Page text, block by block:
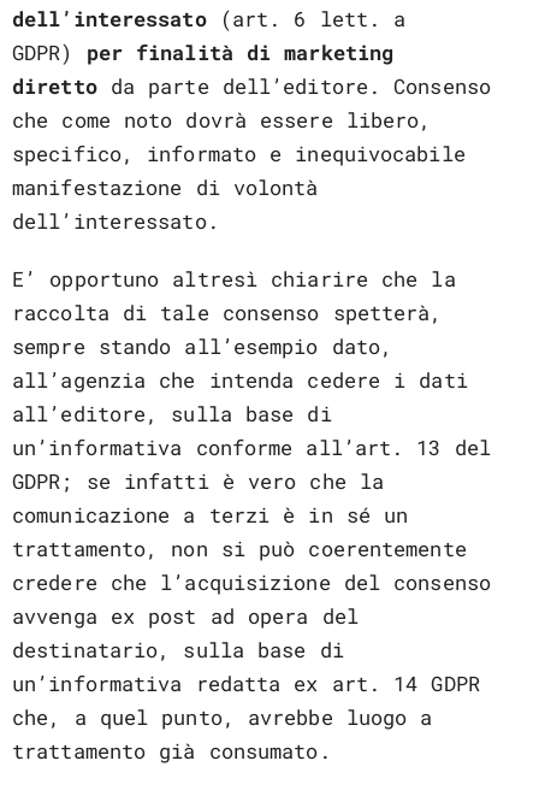
dell’interessato(art. 6 lett. a
GDPR) per finalità di marketing
direttoda parte dell’editore. Consenso
che come noto dovrà essere libero,
specifico, informato e inequivocabile
manifestazione di volontà
dell’interessato.
E’ opportuno altresì chiarire che la
raccolta di tale consenso spetterà,
sempre stando all’esempio dato,
all’agenzia che intenda cedere i dati
all’editore, sulla base di
un’informativa conforme all’art. 13 del
GDPR; se infatti è vero che la
comunicazione a terzi è in sé un
trattamento, non si può coerentemente
credere che l’acquisizione del consenso
avvenga ex post ad opera del
destinatario, sulla base di
un’informativa redatta ex art. 14 GDPR
che, a quel punto, avrebbe luogo a
trattamento già consumato.